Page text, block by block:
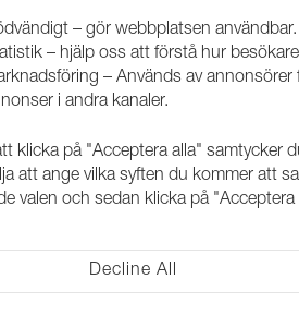
möbeltyger
– gör webbplatsen användbar.
– hjälp oss att förstå hur
– Används av
i andra kanaler.
klicka på "Acceptera alla" samtycker
att ange vilka syften du kommer att
valen och sedan klicka på "Acceptera
Decline All